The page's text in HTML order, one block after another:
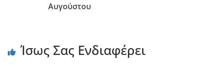
Αυγούστου
Ίσως Σας Ενδιαφέρει